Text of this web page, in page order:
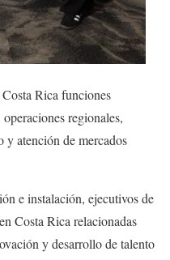
Rica funciones
regionales,
atención de mercados
e instalación, ejecutivos de
Costa Rica relacionadas
y desarrollo de talento